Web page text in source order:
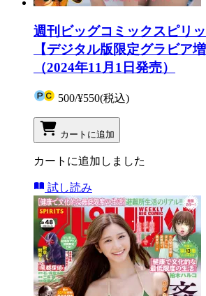
週刊ビッグコミックスピリ
【デジタル版限定グラビア
（2024年11月1日発売）
500/¥550(税込)
カートに追加
カートに追加しました
試し読み